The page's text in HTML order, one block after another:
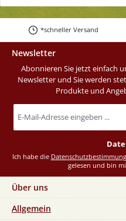
*schneller Versand
Newsletter
Abonnieren Sie jetzt einfach
Newsletter und Sie werden
Produkte und
E-
Mail-
Ich habe die
gelesen und bin
Über uns
Allgemein